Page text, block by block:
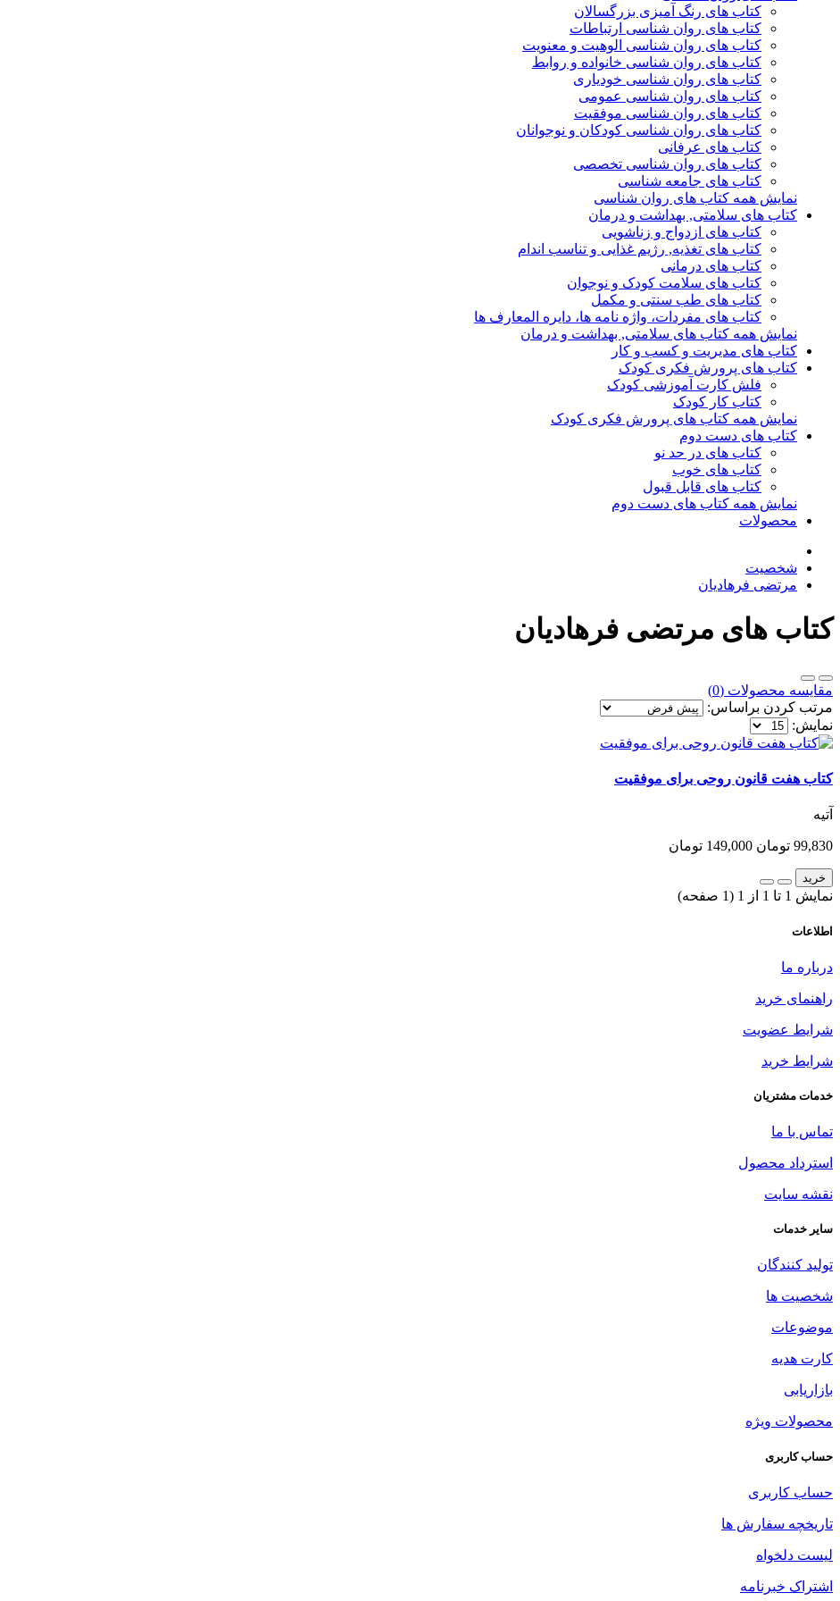
کتاب های رنگ آمیزی بزرگسالان
کتاب های روان شناسی ارتباطات
کتاب های روان شناسی الوهیت و معنویت
کتاب های روان شناسی خانواده و روابط
کتاب های روان شناسی خودیاری
کتاب های روان شناسی عمومی
کتاب های روان شناسی موفقیت
کتاب های روان شناسی کودکان و نوجوانان
کتاب های عرفانی
کتاب های روان شناسی تخصصی
کتاب های جامعه شناسی
نمایش همه کتاب های روان شناسی
کتاب های سلامتی, بهداشت و درمان
کتاب های ازدواج و زناشویی
کتاب های تغذیه, رژیم غذایی و تناسب اندام
کتاب های درمانی
کتاب های سلامت کودک و نوجوان
کتاب های طب سنتی و مکمل
کتاب های مفردات، واژه نامه ها، دایره المعارف ها
نمایش همه کتاب های سلامتی, بهداشت و درمان
کتاب های مدیریت و کسب و کار
کتاب های پرورش فکری کودک
فلش کارت آموزشی کودک
کتاب کار کودک
نمایش همه کتاب های پرورش فکری کودک
کتاب های دست دوم
کتاب های در حد نو
کتاب های خوب
کتاب های قابل قبول
نمایش همه کتاب های دست دوم
محصولات
شخصیت
مرتضی فرهادیان
کتاب های مرتضی فرهادیان
مقایسه محصولات (0)
مرتب کردن براساس:
نمایش:
کتاب هفت قانون روحی برای موفقیت
آتیه
99,830 تومان 149,000 تومان
خرید
نمایش 1 تا 1 از 1 (1 صفحه)
اطلاعات
درباره ما
راهنمای خرید
شرایط عضویت
شرایط خرید
خدمات مشتریان
تماس با ما
استرداد محصول
نقشه سایت
سایر خدمات
تولید کنندگان
شخصیت ها
موضوعات
کارت هدیه
بازاریابی
محصولات ویژه
حساب کاربری
حساب کاربری
تاریخچه سفارش ها
لیست دلخواه
اشتراک خبرنامه